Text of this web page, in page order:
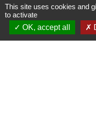
This site uses cookies and
to activate
OK, accept all